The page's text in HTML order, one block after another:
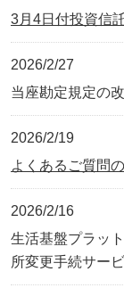
3月4日付投資信
2026/2/27
当座勘定規定の
2026/2/19
よくあるご質問
2026/2/16
生活基盤プラッ
所変更手続サー